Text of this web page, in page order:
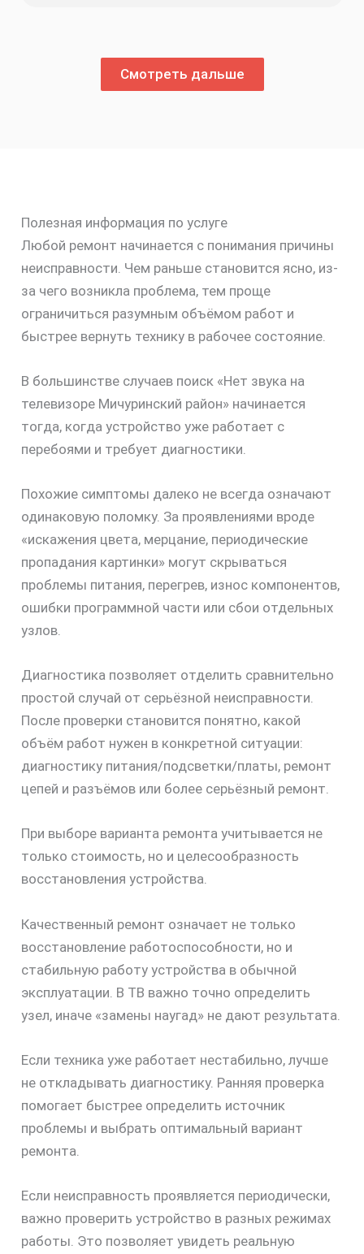
Смотреть дальше
Полезная информация по услуге
Любой ремонт начинается с понимания причины
неисправности. Чем раньше становится ясно, из-
за чего возникла проблема, тем проще
ограничиться разумным объёмом работ и
быстрее вернуть технику в рабочее состояние.
В большинстве случаев поиск «Нет звука на
телевизоре Мичуринский район» начинается
тогда, когда устройство уже работает с
перебоями и требует диагностики.
Похожие симптомы далеко не всегда означают
одинаковую поломку. За проявлениями вроде
«искажения цвета, мерцание, периодические
пропадания картинки» могут скрываться
проблемы питания, перегрев, износ компонентов,
ошибки программной части или сбои отдельных
узлов.
Диагностика позволяет отделить сравнительно
простой случай от серьёзной неисправности.
После проверки становится понятно, какой
объём работ нужен в конкретной ситуации:
диагностику питания/подсветки/платы, ремонт
цепей и разъёмов или более серьёзный ремонт.
При выборе варианта ремонта учитывается не
только стоимость, но и целесообразность
восстановления устройства.
Качественный ремонт означает не только
восстановление работоспособности, но и
стабильную работу устройства в обычной
эксплуатации. В ТВ важно точно определить
узел, иначе «замены наугад» не дают результата.
Если техника уже работает нестабильно, лучше
не откладывать диагностику. Ранняя проверка
помогает быстрее определить источник
проблемы и выбрать оптимальный вариант
ремонта.
Если неисправность проявляется периодически,
важно проверить устройство в разных режимах
работы. Это позволяет увидеть реальную